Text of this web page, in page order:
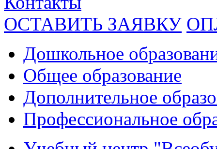
ОСТАВИТЬ ЗАЯВКУ
Дошкольное
Общее образование
Дополнительное
Профессиональное